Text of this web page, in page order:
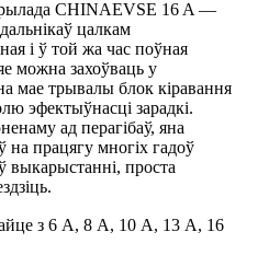
CHINAEVSE 16 A —
цалкам
і ў той жа час поўная
можна захоўваць у
мае трывалы блок кіравання
эфектыўнасці зарадкі.
ад перагібаў, яна
працягу многіх гадоў
выкарыстанні, проста
з 6 А, 8 А, 10 А, 13 А, 16